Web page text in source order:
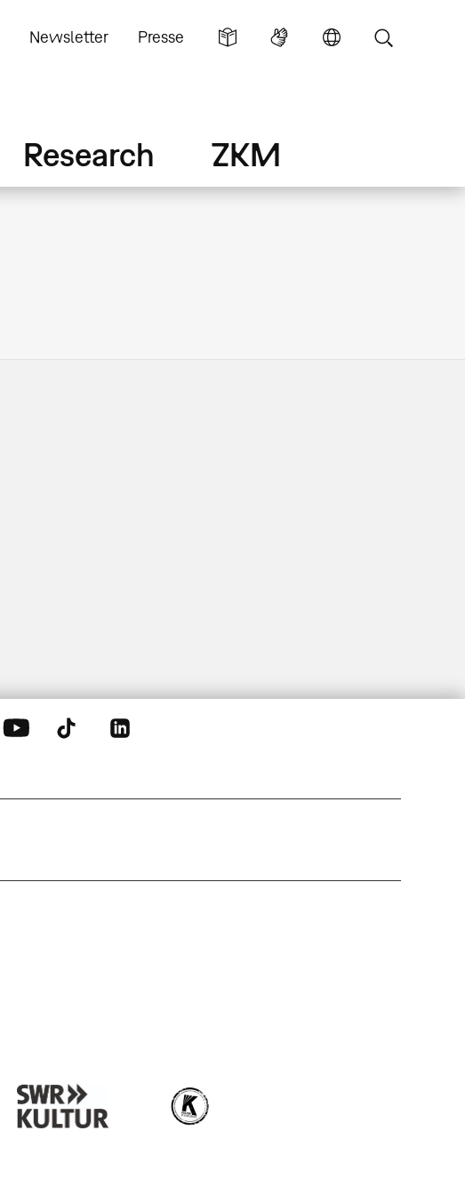
Newsletter Presse
Research ZKM